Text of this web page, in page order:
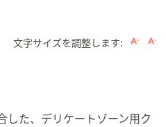
文字サイズを調整します:
した、デリケートゾーン用ク